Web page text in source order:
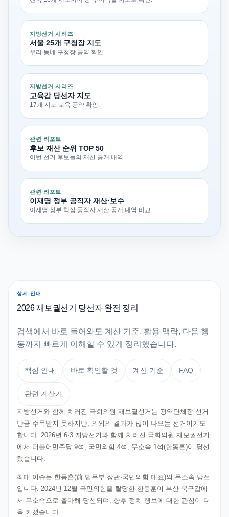
지방선거 시리즈
서울 25개 구청장 지도
우리 동네 구청장 공약 확인.
지방선거 시리즈
교육감 당선자 지도
17개 시도 교육 공약 확인.
관련 리포트
후보 재산 순위 TOP 50
이번 선거 후보들의 재산 공개 내역.
관련 리포트
이재명 정부 공직자 재산·보수
이재명 정부 핵심 공직자 재산 공개 내역 비교.
상세 안내
2026 재보궐선거 당선자 완전 정리
검색에서 바로 들어와도 계산 기준, 활용 맥락, 다음 행
동까지 빠르게 이해할 수 있게 정리했습니다.
핵심 안내 바로 확인할 것 계산 기준 FAQ
관련 계산기
지방선거와 함께 치러진 국회의원 재보궐선거는 광역단체장 선거
만큼 주목받지 못하지만, 의외의 결과가 많이 나오는 선거이기도
합니다. 2026년 6·3 지방선거와 함께 치러진 국회의원 재보궐선거
에서 더불어민주당 9석, 국민의힘 4석, 무소속 1석(한동훈)이 당선
됐습니다.
최대 이슈는 한동훈(前 법무부 장관·국민의힘 대표)의 무소속 당선
입니다. 2024년 12월 국민의힘을 탈당한 한동훈이 부산 북구갑에
서 무소속으로 출마해 당선되며, 향후 정치 행보에 대한 관심이 더
욱 커졌습니다.